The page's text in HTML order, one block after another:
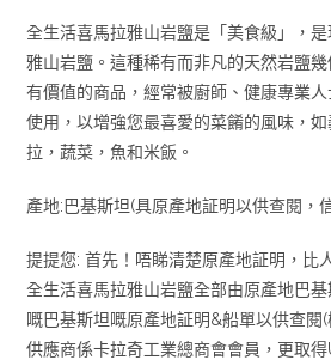
全生活喜馬拉雅山岩鹽是「美食級」，
雅山岩鹽。這種稀有而非凡的天然岩鹽
有價值的商品，經常被廚師、健康專業
使用，以增強您最喜愛的菜餚的風味，
拉，蔬菜，魚和米飯。
產地:巴基斯坦(具原產地証明以供查閱，
提提您: 首先！唔睇清楚原產地証明，比
全生活喜馬拉雅山岩鹽全部由原產地巴
嘅巴基斯坦嘅原產地証明&船單以供查閱(
供應商係卡拉奇工業總商會會員，更取得